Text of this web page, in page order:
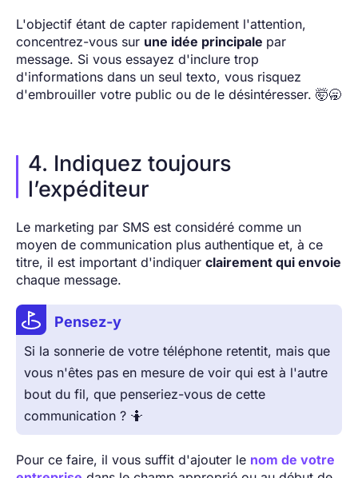
L'objectif étant de capter rapidement l'attention,
concentrez-vous sur une idée principale par
message. Si vous essayez d'inclure trop
d'informations dans un seul texto, vous risquez
d'embrouiller votre public ou de le désintéresser. 🤯🥱
4. Indiquez toujours
l’expéditeur
Le marketing par SMS est considéré comme un
moyen de communication plus authentique et, à ce
titre, il est important d'indiquer clairement qui envoie
chaque message.
Pensez-y
Si la sonnerie de votre téléphone retentit, mais que
vous n'êtes pas en mesure de voir qui est à l'autre
bout du fil, que penseriez-vous de cette
communication ? 🤷
Pour ce faire, il vous suffit d'ajouter le nom de votre